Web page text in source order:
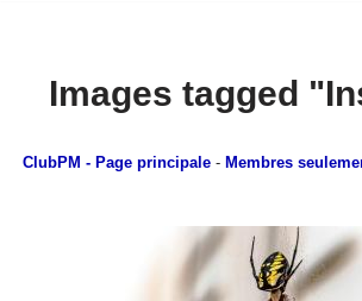
Images tagged
ClubPM - Page principale - Membres